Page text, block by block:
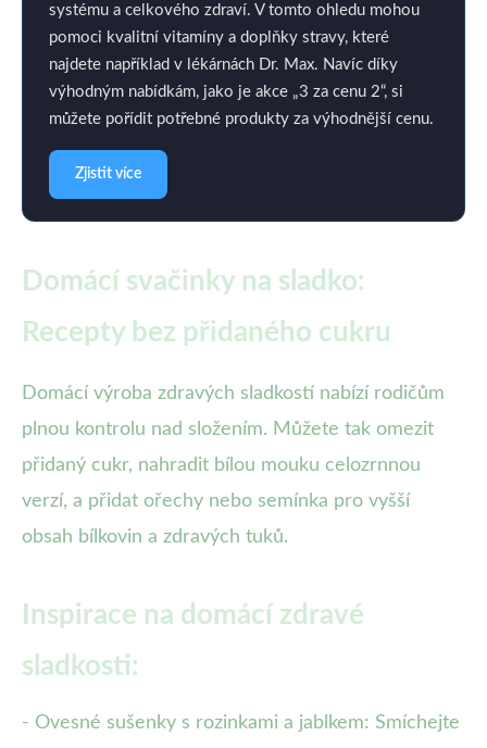
systému a celkového zdraví. V tomto ohledu mohou
pomoci kvalitní vitamíny a doplňky stravy, které
najdete například v lékárnách Dr. Max. Navíc díky
výhodným nabídkám, jako je akce „3 za cenu 2“, si
můžete pořídit potřebné produkty za výhodnější cenu.
Zjistit více
Domácí svačinky na sladko:
Recepty bez přidaného cukru
Domácí výroba zdravých sladkostí nabízí rodičům
plnou kontrolu nad složením. Můžete tak omezit
přidaný cukr, nahradit bílou mouku celozrnnou
verzí, a přidat ořechy nebo semínka pro vyšší
obsah bílkovin a zdravých tuků.
Inspirace na domácí zdravé
sladkosti:
- Ovesné sušenky s rozinkami a jablkem: Smíchejte